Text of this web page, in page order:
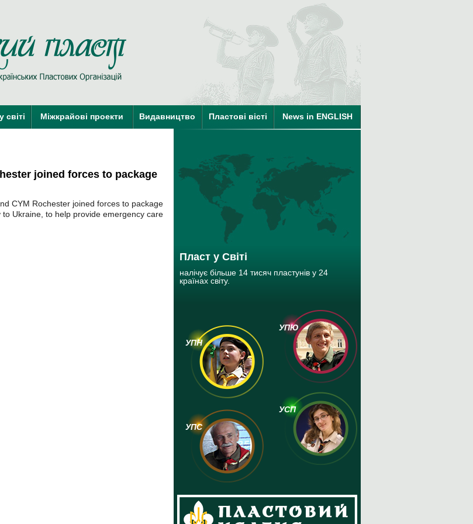
світі Міжкрайові проекти Видавництво Пластові вісті News in ENGLISH
joined forces to package
CYM Rochester joined forces to package
Ukraine, to help provide emergency care
Пласт у Світі
налічує більше 14 тисяч пластунів у 24
країнах світу.
Пласт у Світі
краї-члени КУПО краї-кандидати на членство в КУПО
УПН
УПЮ
УСП
УПС